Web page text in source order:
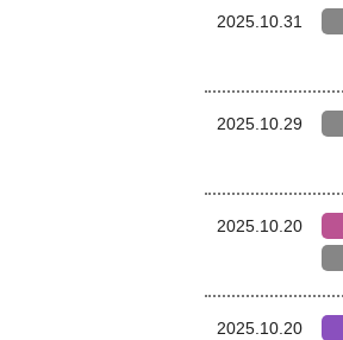
2025.10.31
2025.10.29
2025.10.20
2025.10.20